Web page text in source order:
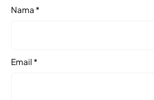
Nama *
Email *